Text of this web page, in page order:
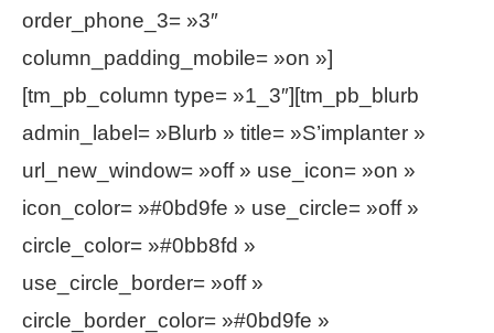
order_phone_3= »3″
column_padding_mobile= »on »]
[tm_pb_column type= »1_3″][tm_pb_blurb
admin_label= »Blurb » title= »S’implanter »
url_new_window= »off » use_icon= »on »
icon_color= »#0bd9fe » use_circle= »off »
circle_color= »#0bb8fd »
use_circle_border= »off »
circle_border_color= »#0bd9fe »